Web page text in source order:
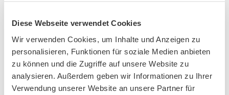
Diese Webseite verwendet Cookies
Wir verwenden Cookies, um Inhalte und Anzeigen zu
personalisieren, Funktionen für soziale Medien anbieten
zu können und die Zugriffe auf unsere Website zu
analysieren. Außerdem geben wir Informationen zu Ihrer
Verwendung unserer Website an unsere Partner für